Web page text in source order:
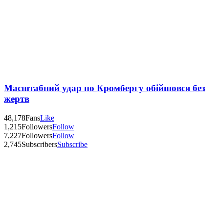
Масштабний удар по Кромбергу обійшовся без
жертв
48,178FansLike
1,215FollowersFollow
7,227FollowersFollow
2,745SubscribersSubscribe